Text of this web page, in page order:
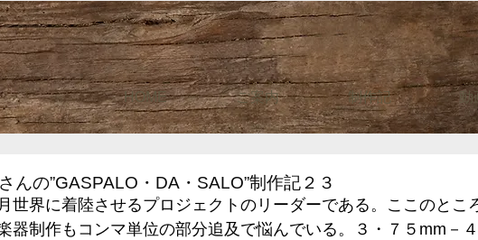
HOME ご案内 制作記 動
んの”GASPALO・DA・SALO”制作記２３
世界に着陸させるプロジェクトのリーダーである。ここのとこ
器制作もコンマ単位の部分追及で悩んでいる。３・７５mm－